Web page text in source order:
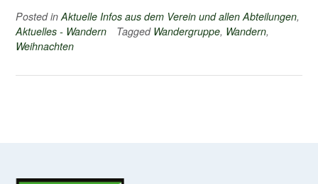
Posted inAktuelle Infos aus dem Verein und allen Abteilungen,
Aktuelles - Wandern
Tagged Wandergruppe, Wandern,
Weihnachten